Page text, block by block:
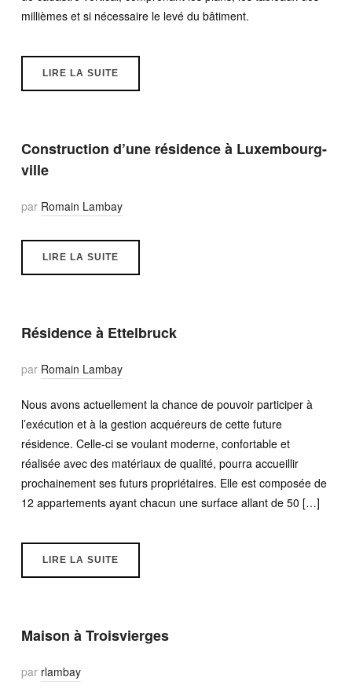
millièmes et si nécessaire le levé du bâtiment.
LIRE LA SUITE
Construction d’une résidence à Luxembourg-
ville
par Romain Lambay
LIRE LA SUITE
Résidence à Ettelbruck
par Romain Lambay
Nous avons actuellement la chance de pouvoir participer à
l’exécution et à la gestion acquéreurs de cette future
résidence. Celle-ci se voulant moderne, confortable et
réalisée avec des matériaux de qualité, pourra accueillir
prochainement ses futurs propriétaires. Elle est composée de
12 appartements ayant chacun une surface allant de 50 […]
LIRE LA SUITE
Maison à Troisvierges
par rlambay